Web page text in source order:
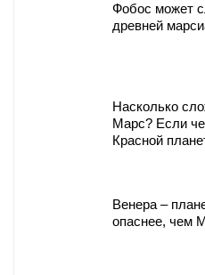
Фобос может
древней
Насколько
Марс? Если
Красной
Венера –
опаснее, чем